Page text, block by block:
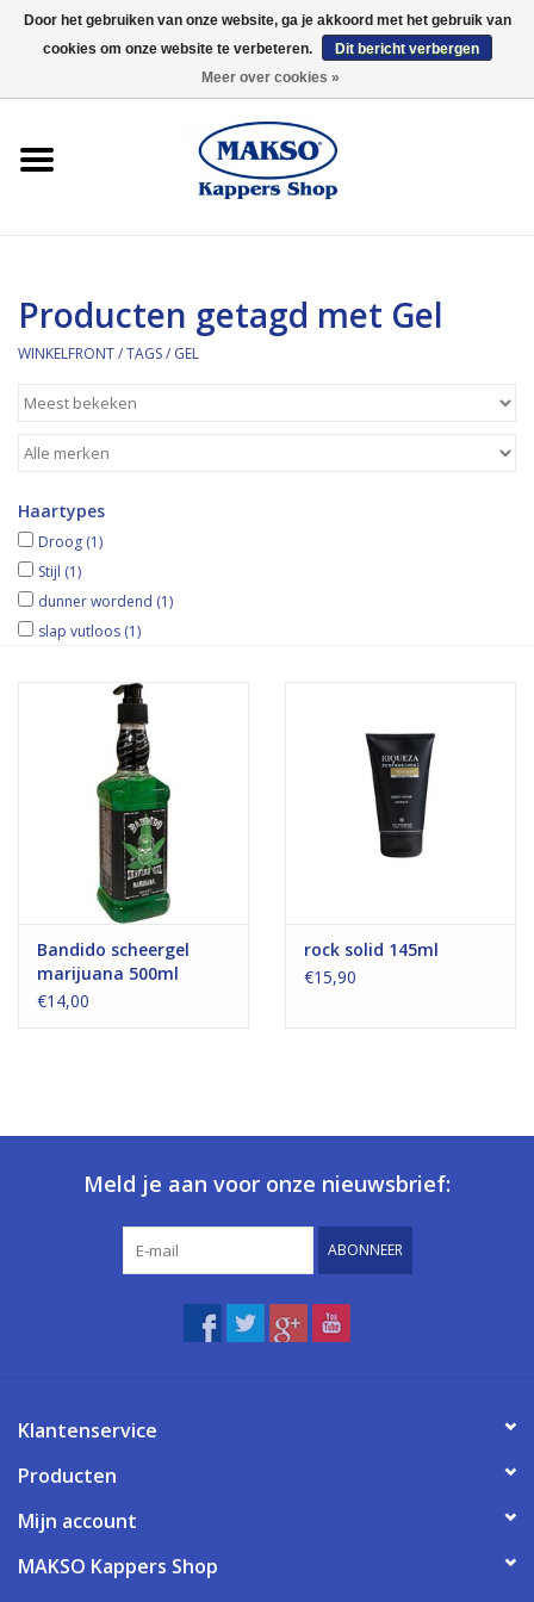
0 Artikelen - €0,00
Kaaral
Merken
Merken
Producten getagd met Gel
WINKELFRONT/TAGS/ GEL
Haartypes
Droog (1)
Stijl (1)
dunner wordend (1)
slap vutloos (1)
Bandido scheergel
marijuana 500ml
€14,00
rock solid 145ml
€15,90
Meld je aan voor onze nieuwsbrief:
ABONNEER
Klantenservice
Producten
Mijn account
MAKSO Kappers Shop
Door het gebruiken van onze website, ga je akkoord met het gebruik van
cookies om onze website te verbeteren.
Dit bericht verbergen
Meer over cookies »